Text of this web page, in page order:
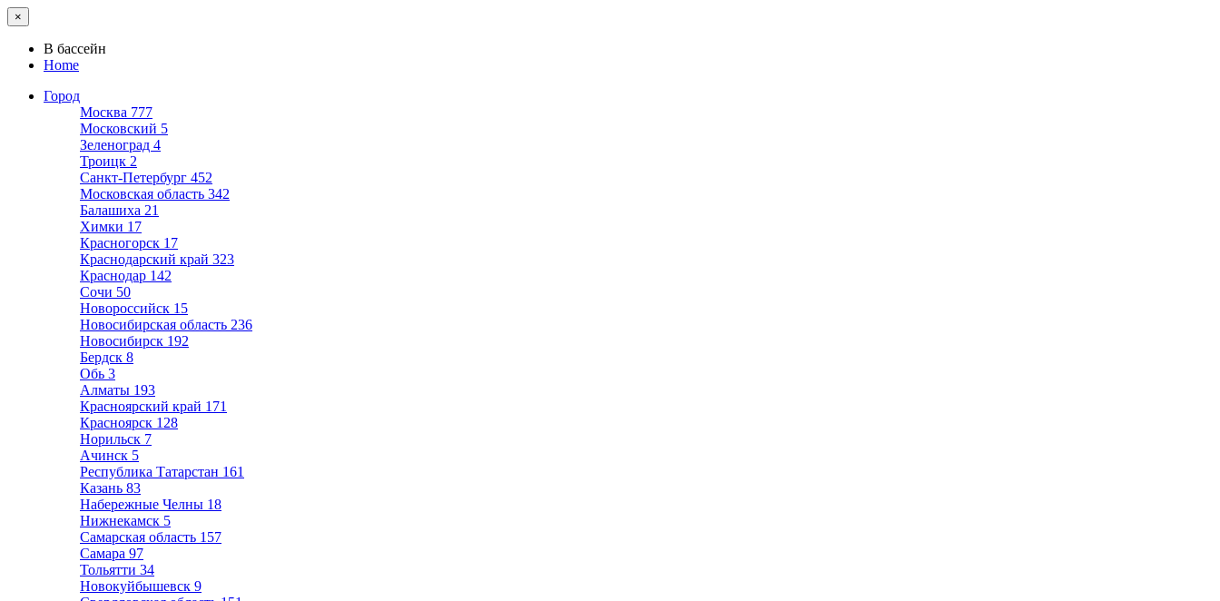
×
В бассейн
Home
Город
Москва 777
Московский 5
Зеленоград 4
Троицк 2
Санкт-Петербург 452
Московская область 342
Балашиха 21
Химки 17
Красногорск 17
Краснодарский край 323
Краснодар 142
Сочи 50
Новороссийск 15
Новосибирская область 236
Новосибирск 192
Бердск 8
Обь 3
Алматы 193
Красноярский край 171
Красноярск 128
Норильск 7
Ачинск 5
Республика Татарстан 161
Казань 83
Набережные Челны 18
Нижнекамск 5
Самарская область 157
Самара 97
Тольятти 34
Новокуйбышевск 9